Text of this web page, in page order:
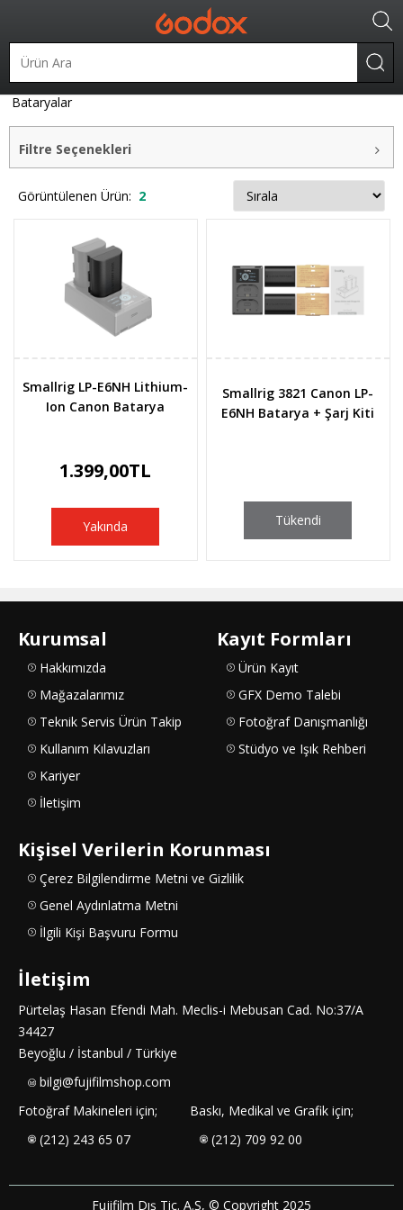
Batarya ve Şarj Cihazları Bataryalar
Canon Uyumlu
Bataryalar
Filtre Seçenekleri
Görüntülenen Ürün: 2
Smallrig LP-E6NH Lithium-
Ion Canon Batarya
1.399,00TL
Yakında
Smallrig 3821 Canon LP-
E6NH Batarya + Şarj Kiti
Tükendi
Kurumsal
Hakkımızda
Mağazalarımız
Teknik Servis Ürün Takip
Kullanım Kılavuzları
Kariyer
İletişim
Kayıt Formları
Ürün Kayıt
GFX Demo Talebi
Fotoğraf Danışmanlığı
Stüdyo ve Işık Rehberi
Kişisel Verilerin Korunması
Çerez Bilgilendirme Metni ve Gizlilik
Genel Aydınlatma Metni
İlgili Kişi Başvuru Formu
İletişim
Pürtelaş Hasan Efendi Mah. Meclis-i Mebusan Cad. No:37/A
34427
Beyoğlu / İstanbul / Türkiye
bilgi@fujifilmshop.com
Fotoğraf Makineleri için;
(212) 243 65 07
Baskı, Medikal ve Grafik için;
(212) 709 92 00
Fujifilm Dış Tic. A.Ş, © Copyright 2025